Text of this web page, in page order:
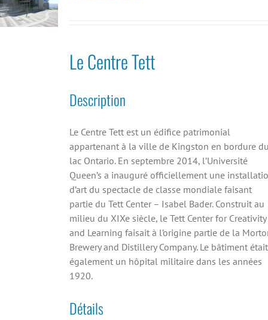
Le Centre Tett
Description
Le Centre Tett est un édifice patrimonial
appartenant à la ville de Kingston en bordure
lac Ontario. En septembre 2014, l’Université
Queen’s a inauguré officiellement une
d’art du spectacle de classe mondiale faisant
partie du Tett Center – Isabel Bader. Construit au
milieu du XIXe siècle, le Tett Center for Creativity
and Learning faisait à l’origine partie de la
Brewery and Distillery Company. Le bâtiment était
également un hôpital militaire dans les années
1920.
Détails